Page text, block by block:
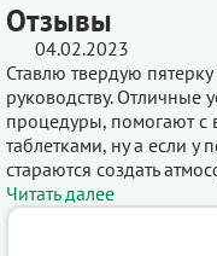
Отзывы
04.02.2023
Ставлю твердую
руководству. Отличные
процедуры, помогают с
таблетками, ну а если у
стараются создать
Читать далее